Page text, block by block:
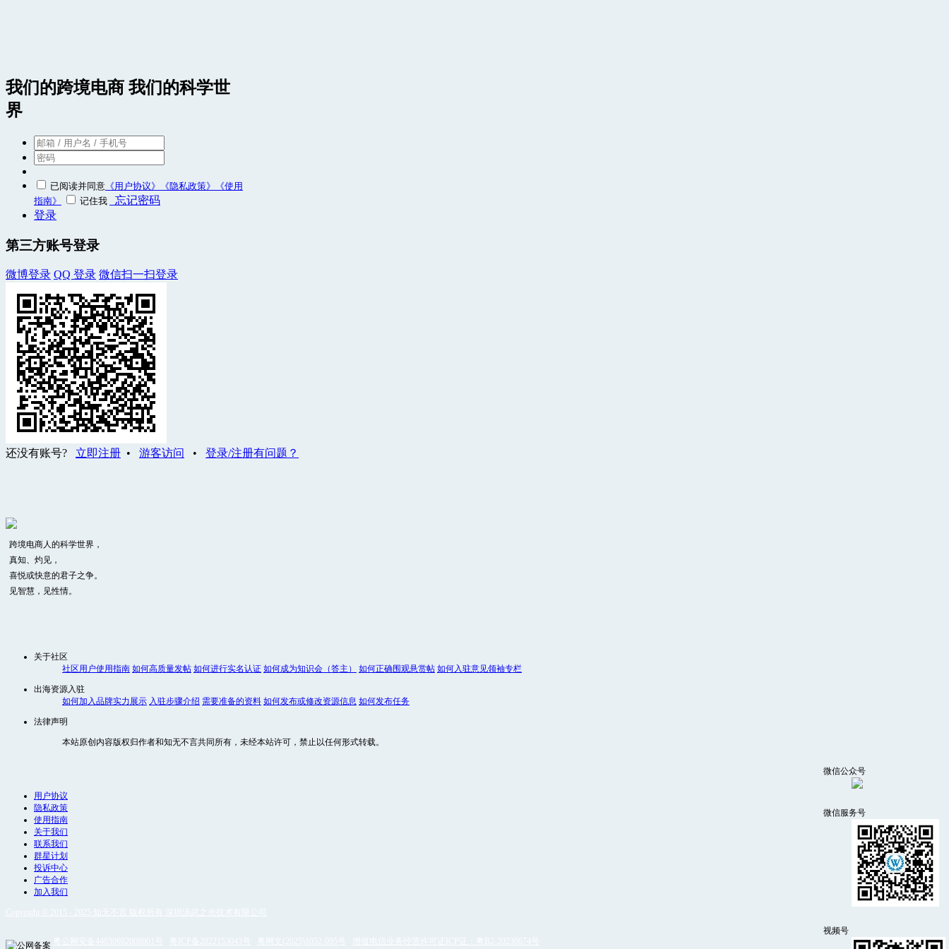
我们的跨境电商 我们的科学世
界
已阅读并同意 《用户协议》 《隐私政策》
《使用
指南》
记住我
忘记密码
登录
第三方账号登录
微博登录 QQ 登录 微信扫一扫登录
还没有账号? 立即注册 • 游客访问 • 登录/注册有问题？
跨境电商人的科学世界，
真知、灼见，
喜悦或快意的君子之争。
见智慧，见性情。
关于社区
社区用户使用指南 如何高质量发帖 如何进行实名认证 如何成为知识会（答主） 如何正确围观悬赏帖 如何入驻意见领袖专栏
出海资源入驻
如何加入品牌实力展示 入驻步骤介绍 需要准备的资料 如何发布或修改资源信息 如何发布任务
法律声明
本站原创内容版权归作者和知无不言共同所有，未经本站许可，禁止以任何形式转载。
微信公众号
微信服务号
视频号
用户协议
隐私政策
使用指南
关于我们
联系我们
群星计划
投诉中心
广告合作
加入我们